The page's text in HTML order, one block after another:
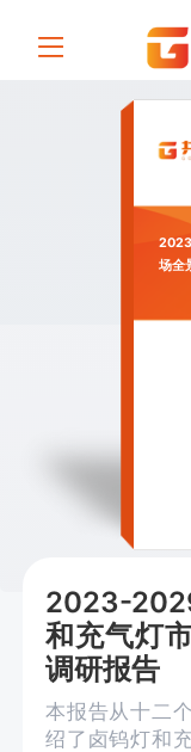
场全
2023-
和充气灯
调研报告
本报告从十二
绍了卤钨灯和